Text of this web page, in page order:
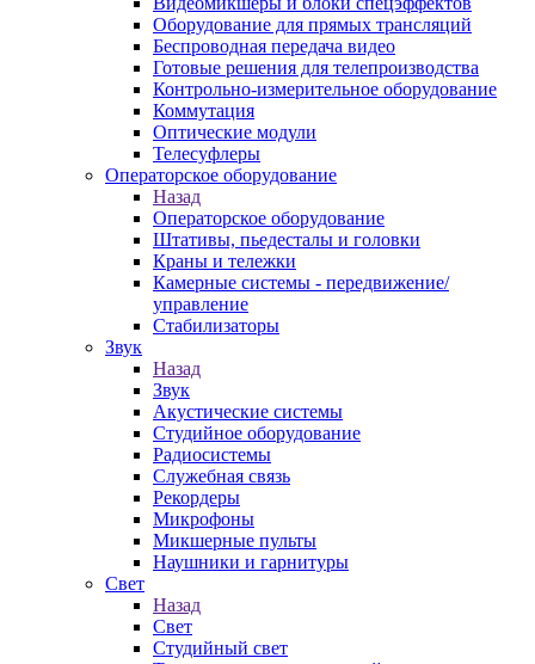
Оборудование для прямых трансляций
Беспроводная передача видео
Готовые решения для телепроизводства
Контрольно-измерительное оборудование
Коммутация
Оптические модули
Телесуфлеры
Операторское оборудование
Назад
Операторское оборудование
Штативы, пьедесталы и головки
Краны и тележки
Камерные системы - передвижение/
управление
Стабилизаторы
Звук
Назад
Звук
Акустические системы
Студийное оборудование
Радиосистемы
Служебная связь
Рекордеры
Микрофоны
Микшерные пульты
Наушники и гарнитуры
Свет
Назад
Свет
Студийный свет